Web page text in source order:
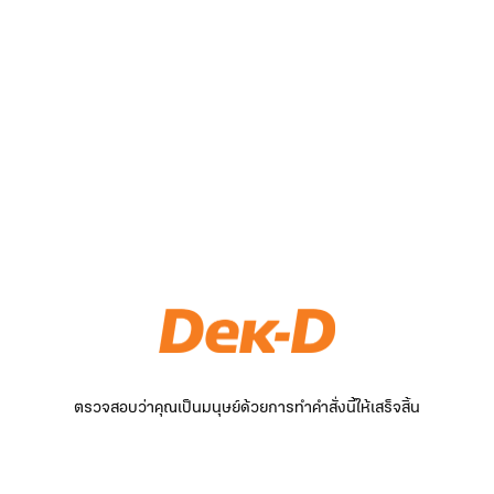
ตรวจสอบว่าคุณเป็นมนุษย์ด้วยการทำคำสั่งนี้ให้เสร็จสิ้น